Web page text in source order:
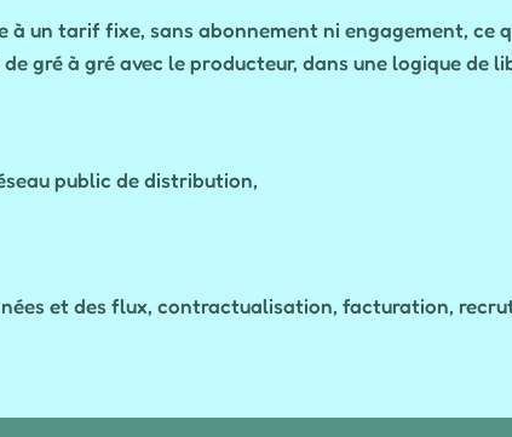
à un tarif fixe, sans abonnement ni engagement, ce
gré à gré avec le producteur, dans une logique de
public de distribution,
et des flux, contractualisation, facturation,